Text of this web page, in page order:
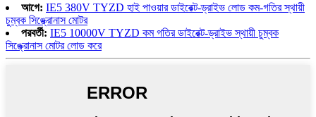
আগে: IE5 380V TYZD হাই পাওয়ার ডাইরেক্ট-ড্রাইভ লোড কম-গতির স্থায়ী
চুম্বক সিঙ্ক্রোনাস মোটর
পরবর্তী: IE5 10000V TYZD কম গতির ডাইরেক্ট-ড্রাইভ স্থায়ী চুম্বক
সিঙ্ক্রোনাস মোটর লোড করে